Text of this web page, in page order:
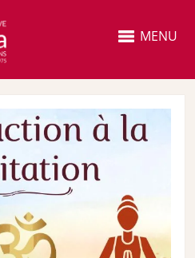
MENU